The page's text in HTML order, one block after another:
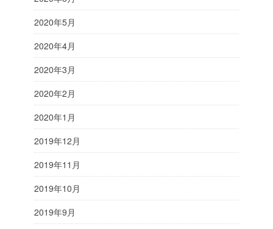
2020年5月
2020年4月
2020年3月
2020年2月
2020年1月
2019年12月
2019年11月
2019年10月
2019年9月